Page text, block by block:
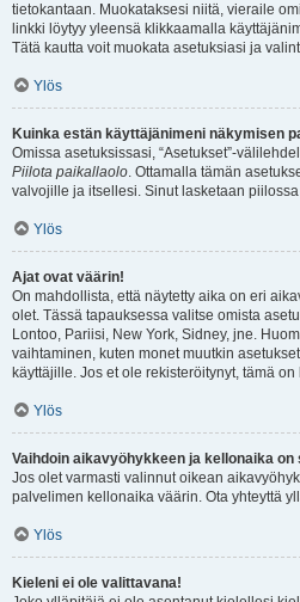
tietokantaan. Muokataksesi niitä, vieraile
linkki löytyy yleensä klikkaamalla
Tätä kautta voit muokata asetuksiasi ja
Ylös
Kuinka estän käyttäjänimeni näkymisen
Omissa asetuksissasi, “Asetukset”-
Piilota paikallaolo. Ottamalla tämän
valvojille ja itsellesi. Sinut lasketaan
Ylös
Ajat ovat väärin!
On mahdollista, että näytetty aika on eri
olet. Tässä tapauksessa valitse omista
Lontoo, Pariisi, New York, Sidney, jne.
vaihtaminen, kuten monet muutkin
käyttäjille. Jos et ole rekisteröitynyt, tämä
Ylös
Vaihdoin aikavyöhykkeen ja kellonaika on
Jos olet varmasti valinnut oikean
palvelimen kellonaika väärin. Ota yhteyttä
Ylös
Kieleni ei ole valittavana!